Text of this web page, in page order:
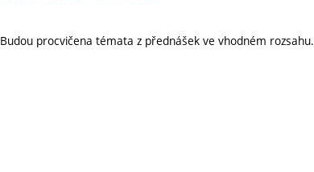
Budou procvičena témata z přednášek ve vhodném rozsahu.